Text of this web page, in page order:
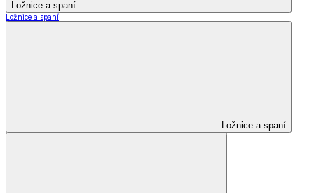
Ložnice a spaní
Ložnice a spaní
Ložnice a spaní